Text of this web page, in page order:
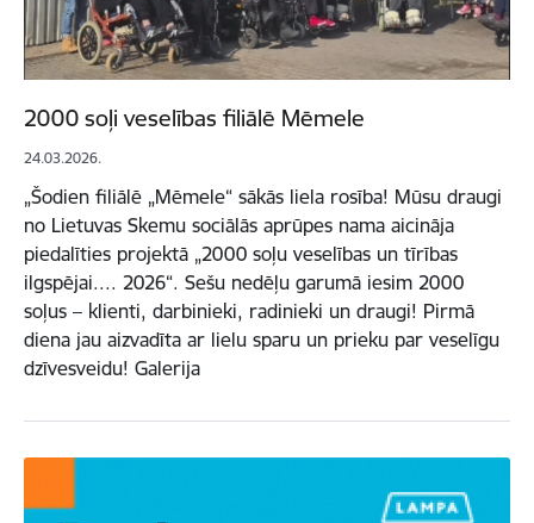
2000 soļi veselības filiālē Mēmele
24.03.2026.
„Šodien filiālē „Mēmele“ sākās liela rosība! Mūsu draugi
no Lietuvas Skemu sociālās aprūpes nama aicināja
piedalīties projektā „2000 soļu veselības un tīrības
ilgspējai.... 2026“. Sešu nedēļu garumā iesim 2000
soļus – klienti, darbinieki, radinieki un draugi! Pirmā
diena jau aizvadīta ar lielu sparu un prieku par veselīgu
dzīvesveidu! Galerija